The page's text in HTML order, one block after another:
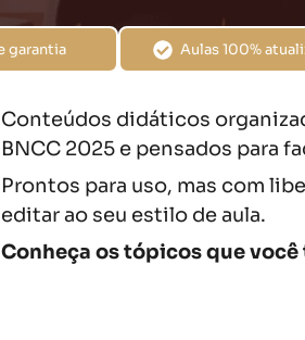
garantia Aulas 100%
Conteúdos didáticos
BNCC 2025 e pensados para
Prontos para uso, mas com
editar ao seu estilo de aula.
Conheça os tópicos que você